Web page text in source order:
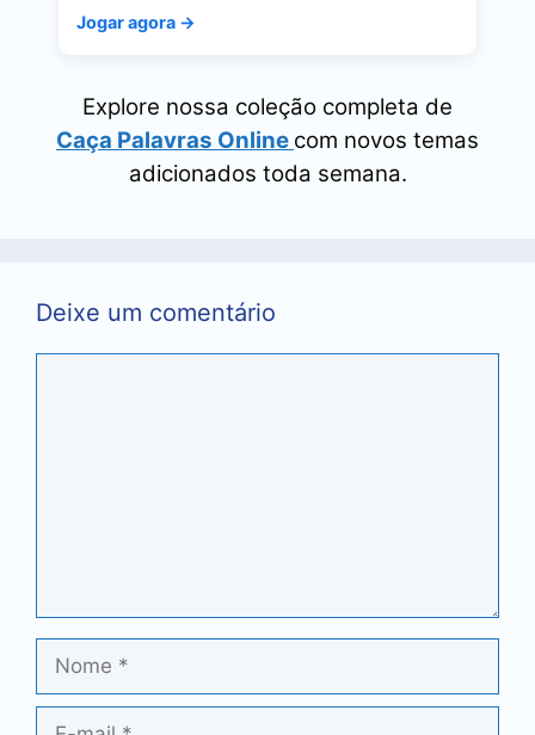
Jogar agora →
Explore nossa coleção completa de
Caça Palavras Online com novos temas
adicionados toda semana.
Deixe um comentário